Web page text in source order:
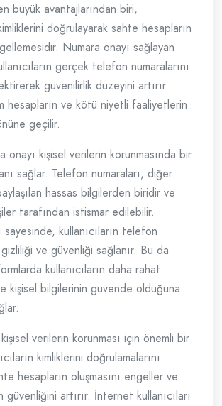
büyük avantajlarından biri,
doğrulayarak sahte hesapların
Numara onayı sağlayan
gerçek telefon numaralarını
güvenilirlik düzeyini artırır.
hesapların ve kötü niyetli faaliyetlerin
geçilir.
onayı kişisel verilerin korunmasında bir
sağlar. Telefon numaraları, diğer
hassas bilgilerden biridir ve
tarafından istismar edilebilir.
sayesinde, kullanıcıların telefon
gizliliği ve güvenliği sağlanır. Bu da
kullanıcıların daha rahat
kişisel bilgilerinin güvende olduğuna
verilerin korunması için önemli bir
kimliklerini doğrulamalarını
hesapların oluşmasını engeller ve
güvenliğini artırır. İnternet kullanıcıları